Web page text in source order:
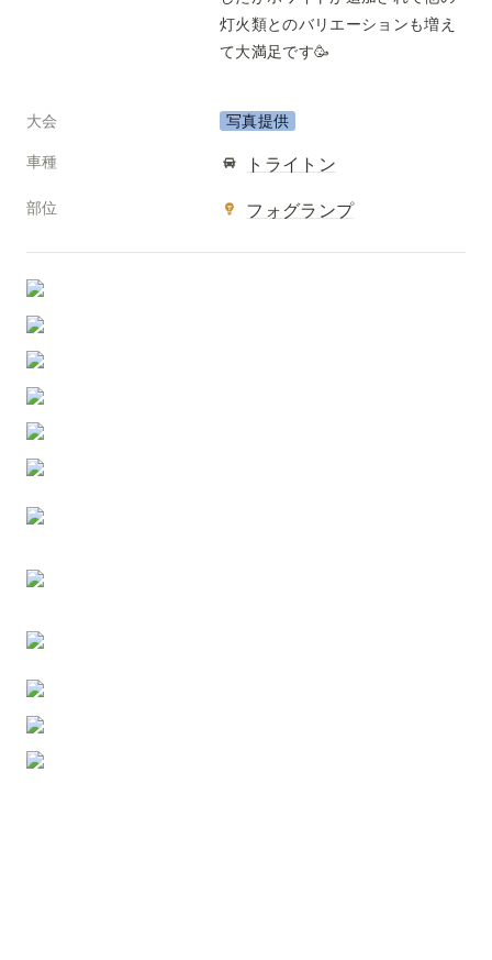
灯火類とのバリエーションも増え
て大満足です🥳
大会 写真提供
車種 トライトン
部位 フォグランプ